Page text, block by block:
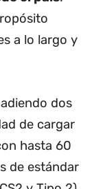
a lo largo y
dos
de cargar
hasta 60
de estándar